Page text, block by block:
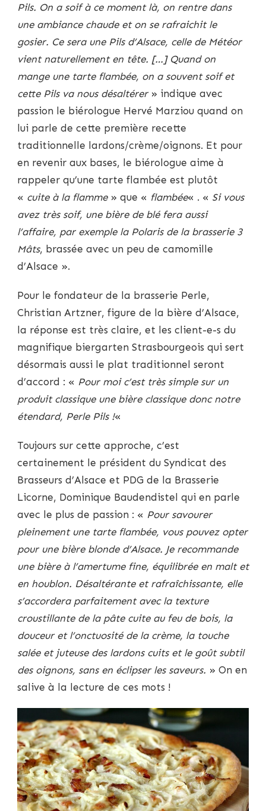
Pils. On a soif à ce moment là, on rentre dans
une ambiance chaude et on se rafraichit le
gosier. Ce sera une Pils d’Alsace, celle de Météor
vient naturellement en tête. […] Quand on
mange une tarte flambée, on a souvent soif et
cette Pils va nous désaltérer» indique avec
passion le biérologue Hervé Marziou quand on
lui parle de cette première recette
traditionnelle lardons/crème/oignons. Et pour
en revenir aux bases, le biérologue aime à
rappeler qu’une tarte flambée est plutôt
« cuite à la flamme» que « flambée« . « Si vous
avez très soif, une bière de blé fera aussi
l’affaire, par exemple la Polaris de la brasserie 3
Mâts, brassée avec un peu de camomille
d’Alsace ».
Pour le fondateur de la brasserie Perle,
Christian Artzner, figure de la bière d’Alsace,
la réponse est très claire, et les client-e-s du
magnifique biergarten Strasbourgeois qui sert
désormais aussi le plat traditionnel seront
d’accord : « Pour moi c’est très simple sur un
produit classique une bière classique donc notre
étendard, Perle Pils !«
Toujours sur cette approche, c’est
certainement le président du Syndicat des
Brasseurs d’Alsace et PDG de la Brasserie
Licorne, Dominique Baudendistel qui en parle
avec le plus de passion : « Pour savourer
pleinement une tarte flambée, vous pouvez opter
pour une bière blonde d’Alsace. Je recommande
une bière à l’amertume fine, équilibrée en malt et
en houblon. Désaltérante et rafraîchissante, elle
s’accordera parfaitement avec la texture
croustillante de la pâte cuite au feu de bois, la
douceur et l’onctuosité de la crème, la touche
salée et juteuse des lardons cuits et le goût subtil
des oignons, sans en éclipser les saveurs. » On en
salive à la lecture de ces mots !